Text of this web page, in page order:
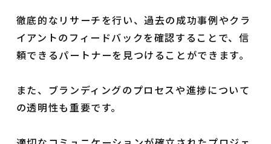
徹底的なリサーチを行い、過去の成功事例やクラ
イアントのフィードバックを確認することで、信
頼できるパートナーを見つけることができます。
また、ブランディングのプロセスや進捗について
の透明性も重要です。